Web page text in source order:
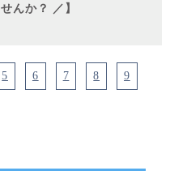
せんか？ ／】
5 6 7 8 9